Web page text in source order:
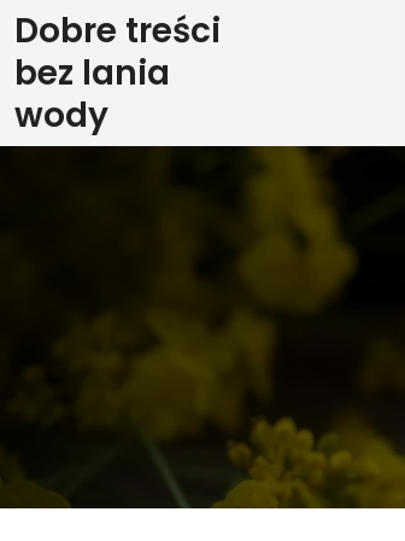
Skip
to
content
Dobre treści
bez lania
wody